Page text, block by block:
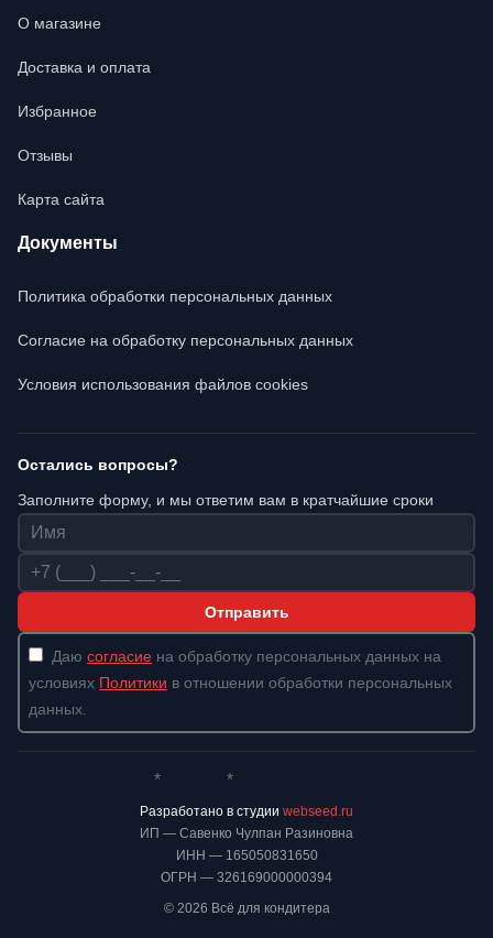
О магазине
Доставка и оплата
Избранное
Отзывы
Карта сайта
Документы
Политика обработки персональных данных
Согласие на обработку персональных данных
Условия использования файлов cookies
Остались вопросы?
Заполните форму, и мы ответим вам в кратчайшие сроки
Имя
Телефон
Отправить
Даю согласие на обработку персональных данных на
условиях Политики в отношении обработки персональных
данных.
ИП — Савенко Чулпан Разиновна
ИНН — 165050831650
ОГРН — 326169000000394
© 2026 Всё для кондитера
* *
Разработано в студии webseed.ru